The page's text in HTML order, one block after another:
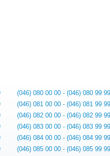
(046) 080 00 00 - (046) 080 99 99
(046) 081 00 00 - (046) 081 99 99
(046) 082 00 00 - (046) 082 99 99
(046) 083 00 00 - (046) 083 99 99
(046) 084 00 00 - (046) 084 99 99
(046) 085 00 00 - (046) 085 99 99